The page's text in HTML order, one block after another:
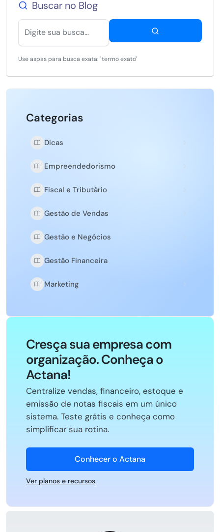
Buscar no Blog
Use aspas para busca exata: "termo exato"
Categorias
Dicas
Empreendedorismo
Fiscal e Tributário
Gestão de Vendas
Gestão e Negócios
Gestão Financeira
Marketing
Cresça sua empresa com
organização. Conheça o
Actana!
Centralize vendas, financeiro, estoque e
emissão de notas fiscais em um único
sistema. Teste grátis e conheça como
simplificar sua rotina.
Conhecer o Actana
Ver planos e recursos